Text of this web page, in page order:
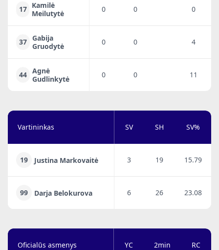
17 Kamilė
Meilutytė
0 0 0
37
Gabija
Gruodytė
0 0 4
44 Agnė
Gudlinkytė
0 0 11
Vartininkas SV SH SV%
19 Justina Markovaitė 3 19 15.79
99 Darja Belokurova 6 26 23.08
Oficialūs asmenys YC 2min RC